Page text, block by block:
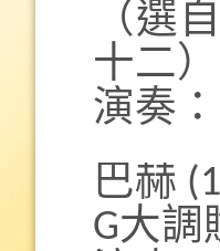
（選
十二）
演奏
巴赫
G大調